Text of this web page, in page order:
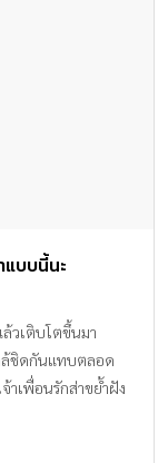
บบนี้นะ
วเติบโตขึ้นมา
ล้ชิดกันแทบตลอด
าเพื่อนรักส่าขย้ำฝัง
กรธ เช่นมันกำลัง